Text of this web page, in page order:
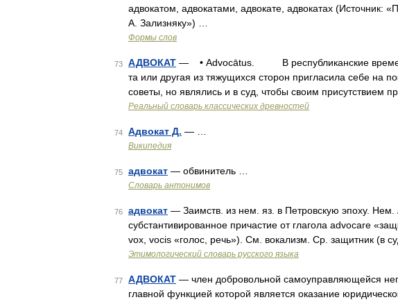
адвокатом, адвокатами, адвокате, адвокатах (Источник:
А. Зализняку») …
Формы слов
73 АДВОКАТ — • Advocātus. В республиканские
та или другая из тяжущихся сторон пригласила себе на
советы, но являлись и в суд, чтобы своим присутствием
Реальный словарь классических древностей
74 Адвокат Д. — …
Википедия
75 адвокат — обвинитель …
Словарь антонимов
76 адвокат — Заимств. из нем. яз. в Петровскую эпоху. Нем.
субстантивированное причастие от глагола advocare
vox, vocis «голос, речь»). См. вокализм. Ср. защитник (в
Этимологический словарь русского языка
77 АДВОКАТ — член добровольной самоуправляющейся
главной функцией которой является оказание